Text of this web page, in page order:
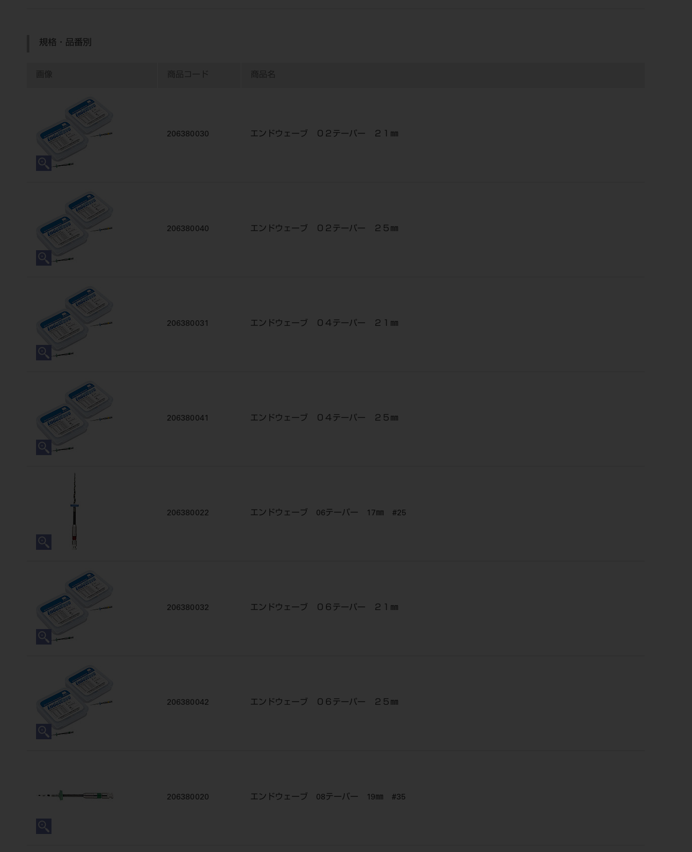
規格・品番別
画像 商品コード 商品名
206380030 エンドウェーブ ０２テーパー ２１㎜
206380040 エンドウェーブ ０２テーパー ２５㎜
206380031 エンドウェーブ ０４テーパー ２１㎜
206380041 エンドウェーブ ０４テーパー ２５㎜
206380022 エンドウェーブ 06テーパー 17㎜ #25
206380032 エンドウェーブ ０６テーパー ２１㎜
206380042 エンドウェーブ ０６テーパー ２５㎜
206380020 エンドウェーブ 08テーパー 19㎜ #35